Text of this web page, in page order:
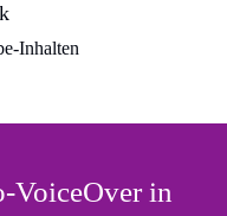
Inhalten
VoiceOver in